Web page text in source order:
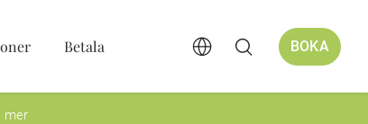
Betala BOKA
mer